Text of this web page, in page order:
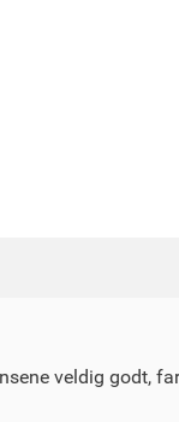
veldig godt,